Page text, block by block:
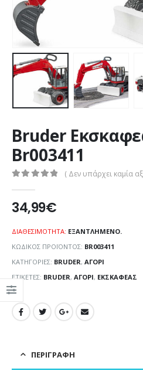
Bruder
Br003411
( Δεν υπάρχει καμία
34,99€
ΔΙΑΘΕΣΙΜΌΤΗΤΑ: ΕΞΑΝΤΛΗΜΈΝΟ.
ΚΩΔΙΚΌΣ ΠΡΟΪΌΝΤΟΣ: BR003411
ΚΑΤΗΓΟΡΊΕΣ: BRUDER, ΑΓΌΡΙ
ΕΤΙΚΈΤΕΣ: BRUDER, ΑΓΌΡΙ, ΕΚΣΚΑΦΈΑΣ
ΠΕΡΙΓΡΑΦΉ